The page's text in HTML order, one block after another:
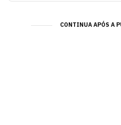
CONTINUA APÓS A